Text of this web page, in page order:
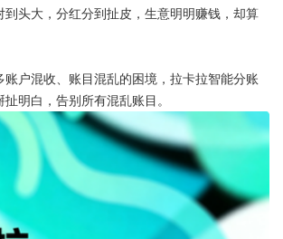
到头大，分红分到扯皮，生意明明赚钱，却算
户混收、账目混乱的困境， 拉卡拉智能分账
扯明白，告别所有混乱账目。